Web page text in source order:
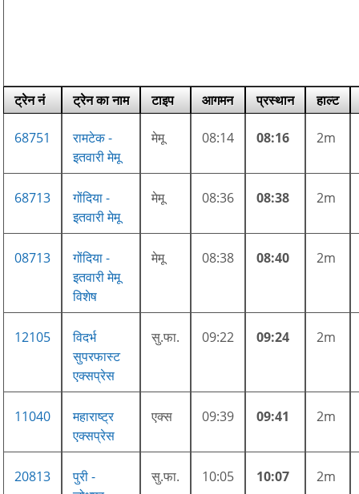
ट्रेन नं ट्रेन का नाम टाइप आगमन प्रस्थान हाल्ट
68751
रामटेक -
इतवारी मेमू
मेमू 08:14 08:16 2m
68713
गोंदिया -
इतवारी मेमू
मेमू 08:36 08:38 2m
08713
गोंदिया -
इतवारी मेमू
विशेष
मेमू 08:38 08:40 2m
12105
विदर्भ
सुपरफास्ट
एक्सप्रेस
सु.फा. 09:22 09:24 2m
11040
महाराष्ट्र
एक्सप्रेस
एक्स 09:39 09:41 2m
20813
पुरी -
सु.फा. 10:05 10:07 2m